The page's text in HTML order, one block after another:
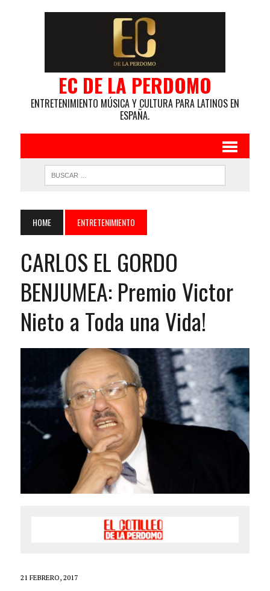
EC DE LA PERDOMO
ENTRETENIMIENTO MÚSICA Y CULTURA PARA LATINOS EN
ESPAÑA.
HOME ENTRETENIMIENTO
CARLOS EL GORDO
BENJUMEA: Premio Victor
Nieto a Toda una Vida!
21 FEBRERO, 2017